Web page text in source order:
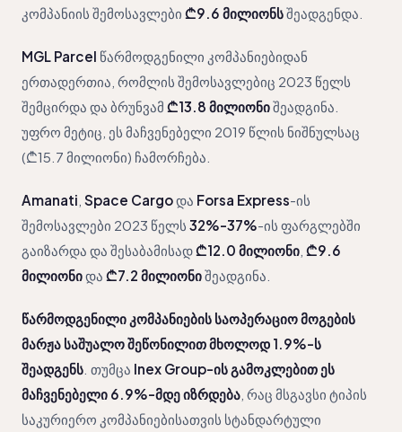
კომპანიის შემოსავლები ₾9.6 მილიონსშეადგენდა.
MGL Parcel წარმოდგენილი კომპანიებიდან
ერთადერთია, რომლის შემოსავლებიც 2023 წელს
შემცირდა და ბრუნვამ ₾13.8 მილიონიშეადგინა.
უფრო მეტიც, ეს მაჩვენებელი 2019 წლის ნიშნულსაც
(₾15.7 მილიონი) ჩამორჩება.
Amanati Space Cargoდა Forsa Express-ის
შემოსავლები 2023 წელს 32%-37%-ის ფარგლებში
გაიზარდა და შესაბამისად₾12.0 მილიონი ₾9.6
მილიონიდა ₾7.2 მილიონიშეადგინა.
წარმოდგენილი კომპანიების საოპერაციო მოგების
მარჟა საშუალო შეწონილით მხოლოდ 1.9%-ს
შეადგენს . თუმცა Inex Group-ის გამოკლებით ეს
მაჩვენებელი 6.9%-მდე იზრდება , რაც მსგავსი ტიპის
საკურიერო კომპანიებისათვის სტანდარტული